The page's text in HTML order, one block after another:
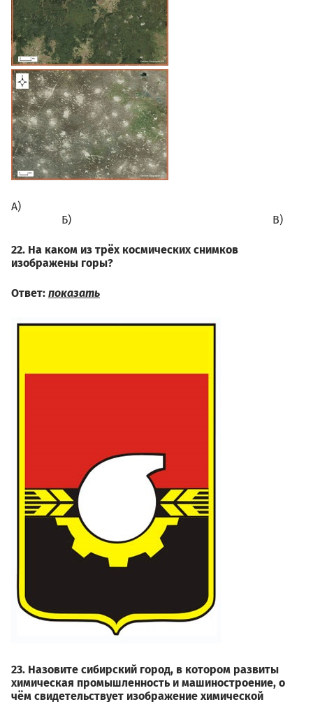
А)⠀⠀⠀⠀⠀⠀⠀⠀⠀⠀⠀⠀ ⠀ ⠀⠀⠀
⠀⠀⠀⠀⠀⠀Б)⠀⠀⠀⠀⠀⠀⠀⠀⠀⠀⠀⠀⠀⠀⠀⠀⠀⠀⠀⠀⠀⠀⠀⠀В)
22. На каком из трёх космических снимков
изображены горы?
Ответ: показать
23. Назовите сибирский город, в котором развиты
химическая промышленность и машиностроение, о
чём свидетельствует изображение химической